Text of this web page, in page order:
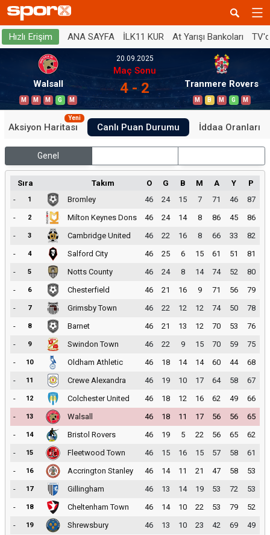
Hızlı Erişim ANA SAYFA İLK11 KUR At Yarışı Bankoları
Walsall
M M M G M
20.09.2025
Maç Sonu
4 - 2 Tranmere Rovers
M B M G M
Aksiyon Haritası
Yeni
Canlı Puan Durumu İddaa Oranları
Genel
Sıra Takım O G B M A Y
P
-
1 Bromley 46 24 15 7 71 46
87
-
2 Milton Keynes Dons 46 24 14 8 86 45
86
-
3 Cambridge United 46 22 16 8 66 33
82
-
4 Salford City 46 25 6 15 61 51
81
-
5 Notts County 46 24 8 14 74 52
80
-
6 Chesterfield 46 21 16 9 71 56
79
-
7 Grimsby Town 46 22 12 12 74 50
78
-
8 Barnet 46 21 13 12 70 53
76
-
9 Swindon Town 46 22 9 15 70 59
75
-
10 Oldham Athletic 46 18 14 14 60 44
68
-
11 Crewe Alexandra 46 19 10 17 64 58
67
-
12 Colchester United 46 18 12 16 62 49
66
-
13 Walsall 46 18 11 17 56 56
65
-
14 Bristol Rovers 46 19 5 22 56 65
62
-
15 Fleetwood Town 46 15 16 15 57 58
61
-
16 Accrington Stanley 46 14 11 21 47 58
53
-
17 Gillingham 46 13 14 19 53 72
53
-
18 Cheltenham Town 46 14 10 22 53 79
52
-
19 Shrewsbury 46 13 10 23 42 69
49